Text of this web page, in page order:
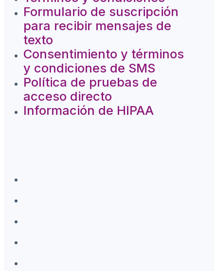
Formulario de suscripción
para recibir mensajes de
texto
Consentimiento y términos
y condiciones de SMS
Política de pruebas de
acceso directo
Información de HIPAA